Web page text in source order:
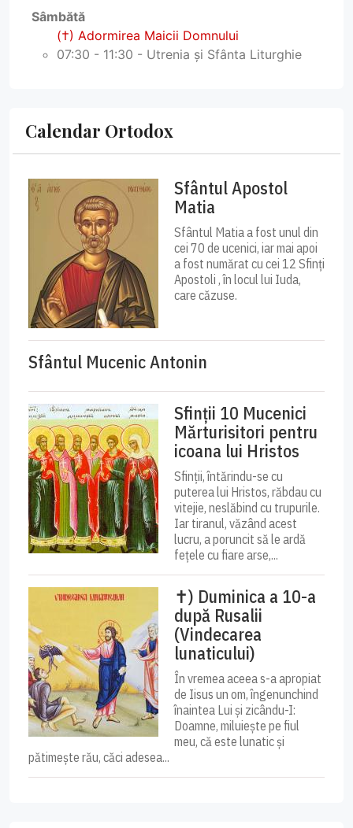
Sâmbătă
(†) Adormirea Maicii Domnului
07:30 - 11:30 - Utrenia și Sfânta Liturghie
Calendar Ortodox
Sfântul Apostol
Matia
Sfântul Matia a fost unul din
cei 70 de ucenici, iar mai apoi
a fost numărat cu cei 12 Sfinți
Apostoli , în locul lui Iuda,
care căzuse.
Sfântul Mucenic Antonin
Sfinții 10 Mucenici
Mărturisitori pentru
icoana lui Hristos
Sfinții, întărindu-se cu
puterea lui Hristos, răbdau cu
vitejie, neslăbind cu trupurile.
Iar tiranul, văzând acest
lucru, a poruncit să le ardă
fețele cu fiare arse,...
✝) Duminica a 10-a
după Rusalii
(Vindecarea
lunaticului)
În vremea aceea s-a apropiat
de Iisus un om, îngenunchind
înaintea Lui și zicându-I:
Doamne, miluiește pe fiul
meu, că este lunatic și
pătimește rău, căci adesea...